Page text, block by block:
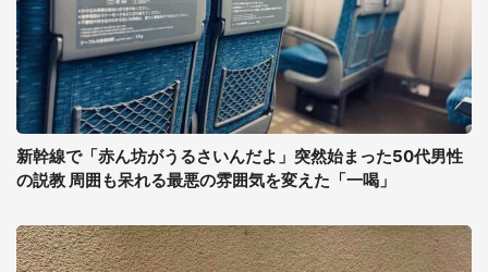
新幹線で「赤ん坊がうるさいんだよ」突然始まった50代男性
の説教 周囲も呆れる最悪の雰囲気を変えた「一喝」